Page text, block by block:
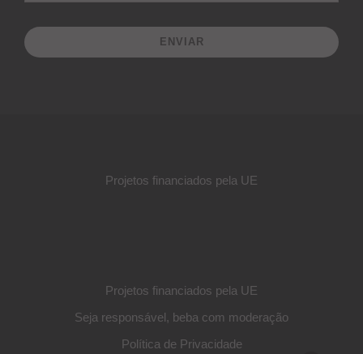
ENVIAR
Projetos financiados pela UE
Projetos financiados pela UE
Seja responsável, beba com moderação
Política de Privacidade